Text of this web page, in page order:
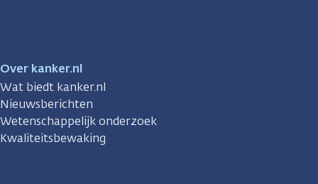
Over kanker.nl
Wat biedt kanker.nl
Nieuwsberichten
Wetenschappelijk onderzoek
Kwaliteitsbewaking